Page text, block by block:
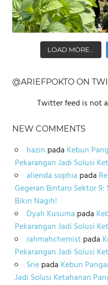
LOAD MORE...
@ARIEFPOKTO ON
Twitter feed is not
NEW COMMENTS
hazin pada Kebun
Pekarangan Jadi Solusi
alienda sophia pada
Gegeran Bintaro Sektor
Bikin Nagih!
Dyah Kusuma pada
Pekarangan Jadi Solusi
rahmahchemistpada
Pekarangan Jadi Solusi
Sriepada Kebun
Jadi Solusi Ketahanan